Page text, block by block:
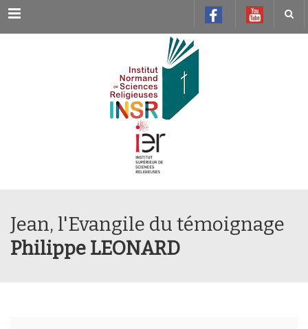
Menu
Jean, l'Evangile du témoignage
Philippe LEONARD